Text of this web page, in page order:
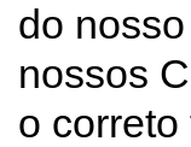
do
nossos
o